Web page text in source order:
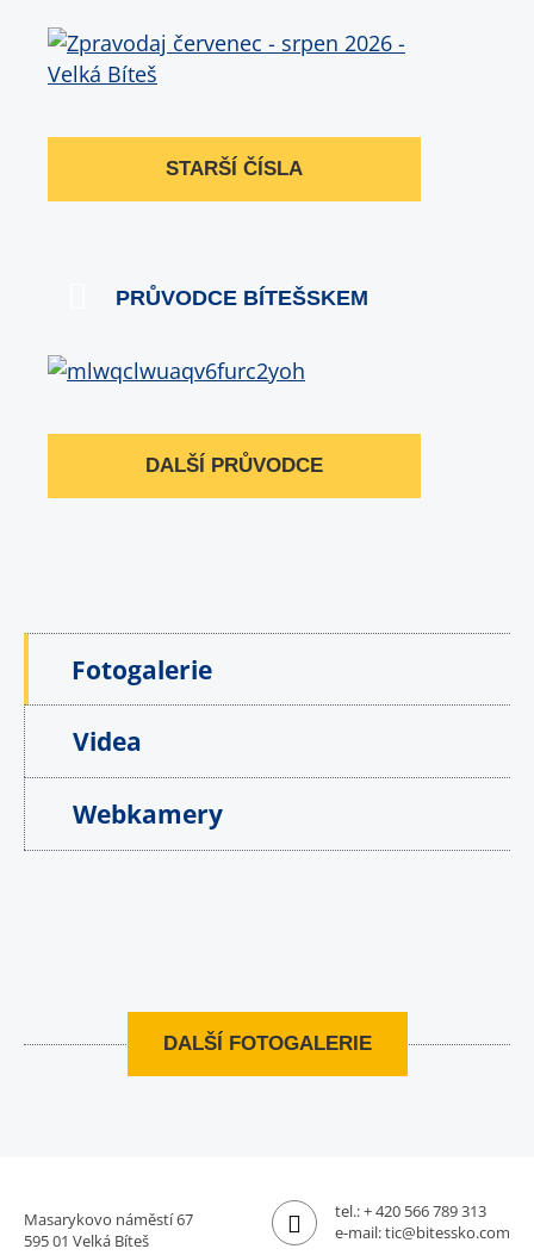
STARŠÍ ČÍSLA
PRŮVODCE BÍTEŠSKEM
DALŠÍ PRŮVODCE
Fotogalerie
Videa
Webkamery
DALŠÍ FOTOGALERIE
Masarykovo náměstí 67
595 01 Velká Bíteš
tel.:+ 420 566 789 313
e-mail:tic@bitessko.com